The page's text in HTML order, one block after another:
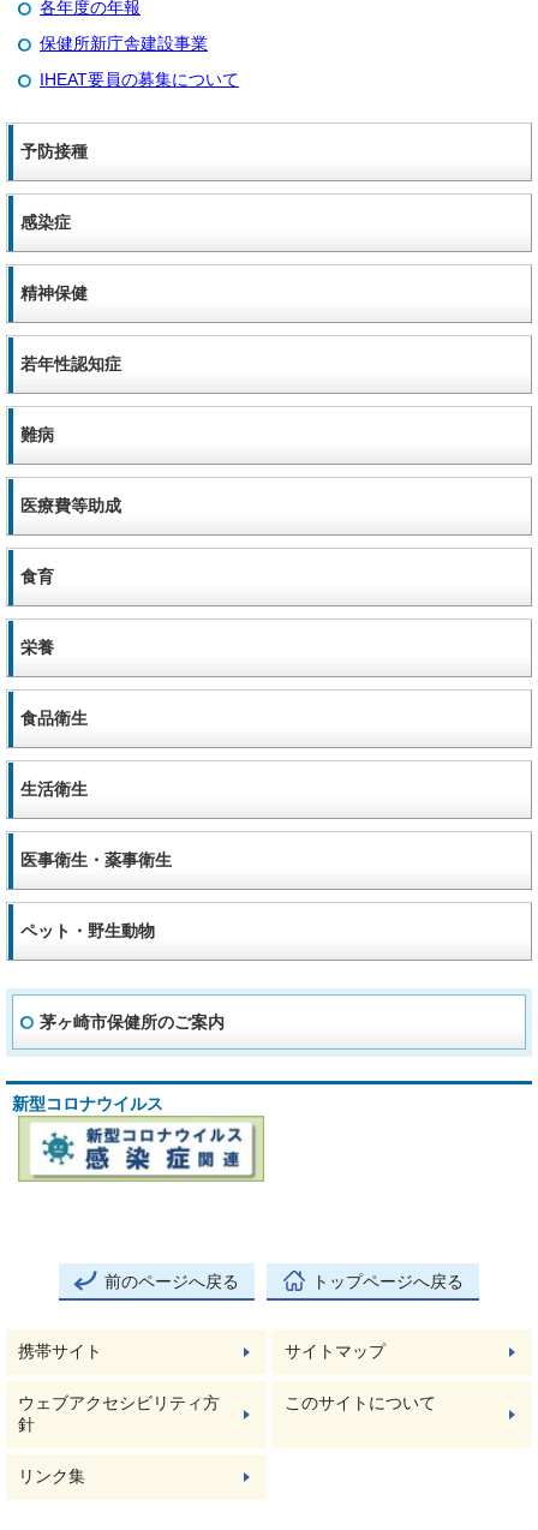
各年度の年報
保健所新庁舎建設事業
IHEAT要員の募集について
予防接種
感染症
精神保健
若年性認知症
難病
医療費等助成
食育
栄養
食品衛生
生活衛生
医事衛生・薬事衛生
ペット・野生動物
茅ヶ崎市保健所のご案内
新型コロナウイルス
前のページへ戻る トップページへ戻る
携帯サイト サイトマップ
ウェブアクセシビリティ方
針
このサイトについて
リンク集